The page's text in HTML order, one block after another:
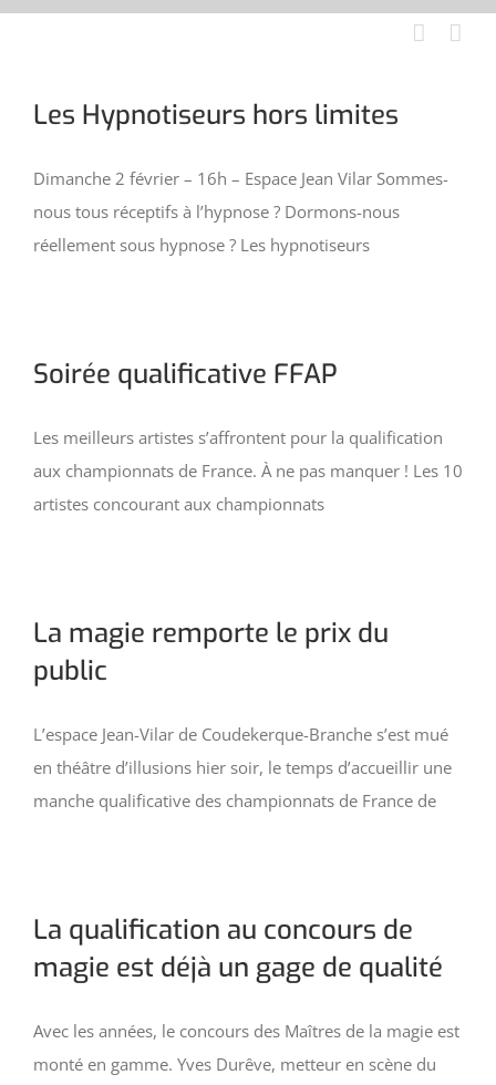
Aller
Les Hypnotiseurs hors limites
Dimanche 2 février – 16h – Espace Jean Vilar Sommes-
nous tous réceptifs à l’hypnose ? Dormons-nous
réellement sous hypnose ? Les hypnotiseurs
Soirée qualificative FFAP
Les meilleurs artistes s’affrontent pour la qualification
aux championnats de France. À ne pas manquer ! Les 10
artistes concourant aux championnats
La magie remporte le prix du
public
L’espace Jean-Vilar de Coudekerque-Branche s’est mué
en théâtre d’illusions hier soir, le temps d’accueillir une
manche qualificative des championnats de France de
La qualification au concours de
magie est déjà un gage de qualité
Avec les années, le concours des Maîtres de la magie est
monté en gamme. Yves Durêve, metteur en scène du